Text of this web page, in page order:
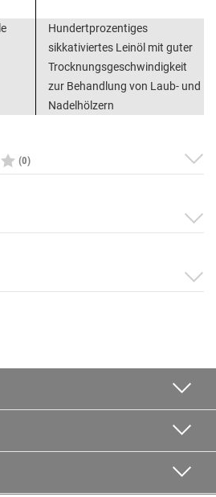
Hundertprozentiges
sikkativiertes Leinöl mit guter
Trocknungsgeschwindigkeit
zur Behandlung von Laub- und
Nadelhölzern
(0)